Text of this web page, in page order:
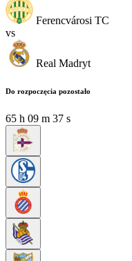
Ferencvárosi TC
vs
Real Madryt
Do rozpoczęcia pozostało
65 h 09 m 36 s